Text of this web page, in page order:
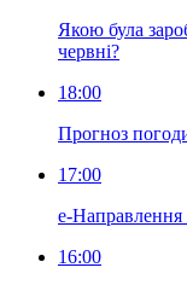
Якою була
червні?
18:00
Прогноз
17:00
е-
16:00